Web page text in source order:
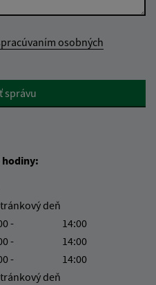
osobných
správu
hodiny:
deň
-
14:00
-
14:00
-
14:00
deň